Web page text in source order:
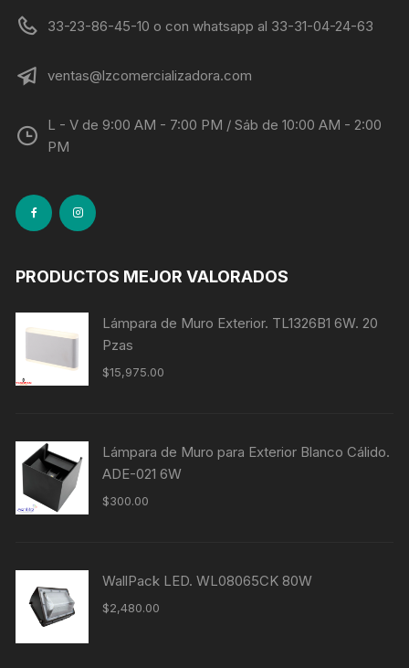
33-23-86-45-10 o con whatsapp al 33-31-04-24-63
ventas@lzcomercializadora.com
L - V de 9:00 AM - 7:00 PM / Sáb de 10:00 AM - 2:00
PM
PRODUCTOS MEJOR VALORADOS
Lámpara de Muro Exterior. TL1326B1 6W. 20
Pzas
$15,975.00
Lámpara de Muro para Exterior Blanco Cálido.
ADE-021 6W
$300.00
WallPack LED. WL08065CK 80W
$2,480.00